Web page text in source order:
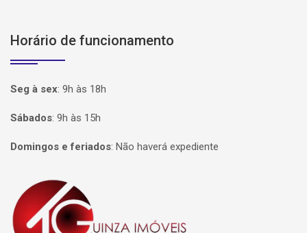
Horário de funcionamento
Seg à sex: 9h às 18h
Sábados: 9h às 15h
Domingos e feriados: Não haverá expediente
Página inicial